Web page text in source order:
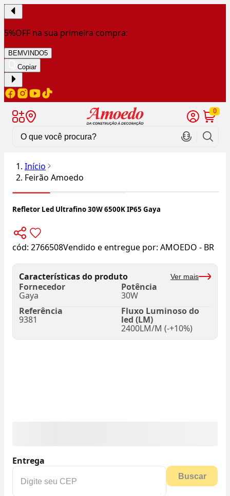
5%OFF na sua primeira compra:
BEMVINDO5
Copiar
0
Início
Feirão Amoedo
Refletor Led Ultrafino 30W 6500K IP65 Gaya
cód: 2766508Vendido e entregue por: AMOEDO - BR
Características do produto Ver mais
Fornecedor
Gaya
Potência
30W
Referência
9381
Fluxo Luminoso do
led (LM)
2400LM/M (-+10%)
Entrega
Buscar